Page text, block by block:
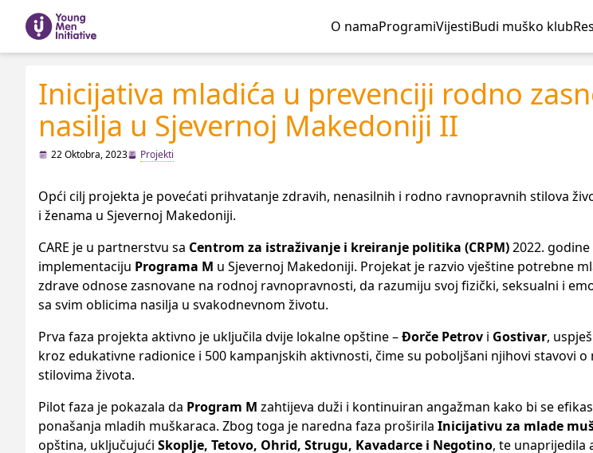
O namaProgramiVijestiBudi muško klub
Inicijativa mladića u prevenciji rodno
nasilja u Sjevernoj Makedoniji II
22 Oktobra, 2023 Projekti
Opći cilj projekta je povećati prihvatanje zdravih, nenasilnih i rodno ravnopravnih stilova
i ženama u Sjevernoj Makedoniji.
CARE je u partnerstvu sa Centrom za istraživanje i kreiranje politika (CRPM)2022.
implementaciju Programa M u Sjevernoj Makedoniji. Projekat je razvio vještine potrebne
zdrave odnose zasnovane na rodnoj ravnopravnosti, da razumiju svoj fizički, seksualni i
sa svim oblicima nasilja u svakodnevnom životu.
Prva faza projekta aktivno je uključila dvije lokalne opštine –Đorče Petrov i Gostivar,
kroz edukativne radionice i 500 kampanjskih aktivnosti, čime su poboljšani njihovi stavovi
stilovima života.
Pilot faza je pokazala da Program M zahtijeva duži i kontinuiran angažman kako bi se
ponašanja mladih muškaraca. Zbog toga je naredna faza proširila Inicijativu za mlade
opština, uključujući Skoplje, Tetovo, Ohrid, Strugu, Kavadarce i Negotino, te unaprijedila